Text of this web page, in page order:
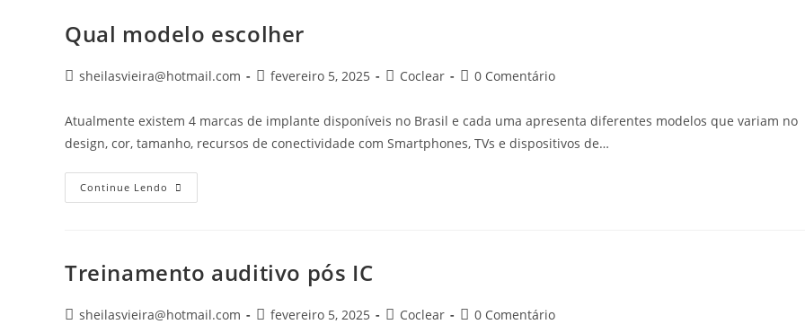
Qual modelo escolher
Autor
post:
sheilasvieira@hotmail.com
Postfevereiro 5, 2025
Categoria
Coclear
Comentários
post:
0 Comentário
Atualmente existem 4 marcas de implante disponíveis no Brasil e cada uma apresenta diferentes modelos que variam no
design, cor, tamanho, recursos de conectividade com Smartphones, TVs e dispositivos de…
Continue Lendo Qual
Modelo
Treinamento auditivo pós IC
Autor
sheilasvieira@hotmail.com
Postfevereiro 5, 2025
Categoria
Coclear
Comentários
0 Comentário